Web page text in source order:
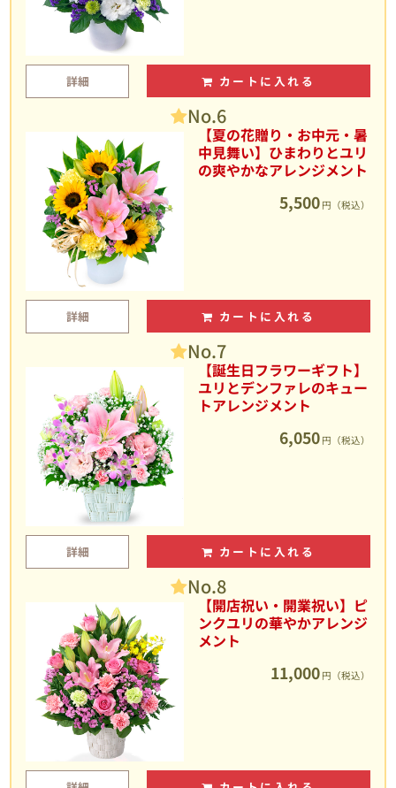
詳細 カートに入れる
No.6
【夏の花贈り・お中元・暑
中見舞い】ひまわりとユリ
の爽やかなアレンジメント
5,500 円（税込）
詳細 カートに入れる
No.7
【誕生日フラワーギフト】
ユリとデンファレのキュー
トアレンジメント
6,050 円（税込）
詳細 カートに入れる
No.8
【開店祝い・開業祝い】ピ
ンクユリの華やかアレンジ
メント
11,000 円（税込）